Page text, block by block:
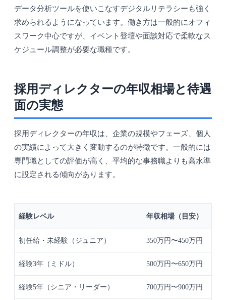
データ分析ツールを使いこなすデジタルリテラシーも強く
求められるようになっています。働き方は一般的にオフィ
スワーク中心ですが、イベント登壇や面談対応で柔軟なス
ケジュール調整が必要な職種です。
採用ディレクターの年収相場と待遇
面の実態
採用ディレクターの年収は、企業の規模やフェーズ、個人
の実績によって大きく変動するのが特徴です。一般的には
専門職としての評価が高く、平均的な事務職よりも高水準
に設定される傾向があります。
経験レベル 年収相場（目安）
初任給・未経験（ジュニア） 350万円〜450万円
経験3年（ミドル） 500万円〜650万円
経験5年（シニア・リーダー） 700万円〜900万円